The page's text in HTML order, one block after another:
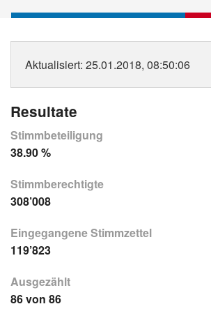
Aktualisiert: 25.01.2018, 08:50:06
Resultate
Stimmbeteiligung
38.90 %
Stimmberechtigte
308’008
Eingegangene Stimmzettel
119’823
Ausgezählt
86 von 86